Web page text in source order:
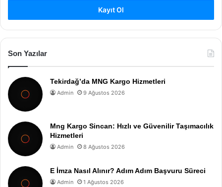
Kayıt Ol
Son Yazılar
Tekirdağ’da MNG Kargo Hizmetleri
Admin 9 Ağustos 2026
Mng Kargo Sincan: Hızlı ve Güvenilir Taşımacılık
Hizmetleri
Admin 8 Ağustos 2026
E İmza Nasıl Alınır? Adım Adım Başvuru Süreci
Admin 1 Ağustos 2026